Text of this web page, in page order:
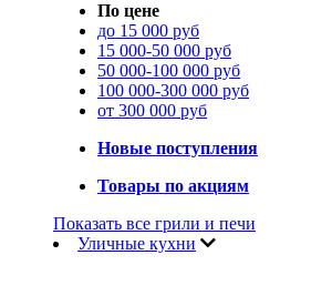
По цене
до 15 000 руб
15 000-50 000 руб
50 000-100 000 руб
100 000-300 000 руб
от 300 000 руб
Новые поступления
Товары по акциям
Показать все грили и печи
Уличные кухни